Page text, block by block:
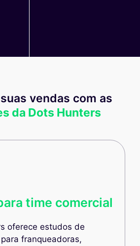
vendas com as
da Dots Hunters
time comercial
oferece estudos de
franqueadoras,